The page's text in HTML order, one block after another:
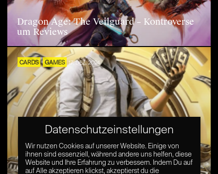
Dragon Age: The Veilguard – Kontroverse
um Reviews
CARDS GAMES 17. DEZ. 2024
Gaming ist vielleicht nicht so teuer, wie du
denkst – und muss es auch nicht sein
Datenschutzeinstellungen
Wir nutzen Cookies auf unserer Website. Einige von
ihnen sind essenziell, während andere uns helfen, diese
Website und Ihre Erfahrung zu verbessern. Indem Du auf
auf Alle akzeptieren klickst, akzeptierst du die